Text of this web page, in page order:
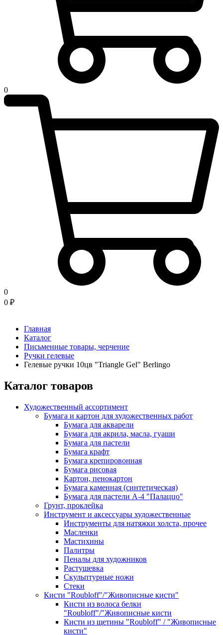
0
0
0 ₽
Главная
Каталог
Письменные товары, черчение
Ручки гелевые
Гелевые ручки 10цв "Triangle Gel" Berlingo
Каталог товаров
Художественный ассортимент
Бумага и картон для художественных работ
Бумага для акварели
Бумага для акрила, масла, гуаши
Бумага для пастели
Бумага крафт
Бумага крепировонная
Бумага рисовая
Картон, пенокартон
Бумага каменная (синтетическая)
Бумага для пастели А-4 "Палаццо"
Грунт, проклейка
Инструмент и аксессуары художественные
Инструменты для натяжки холста, прочее
Масленки
Мастихины
Палитры
Пеналы для художников
Растушевка
Скульптурные ножи
Стеки
Кисти "Roubloff"/"Живописные кисти"
Кисти из волоса белки
"Roubloff"/"Живописные кисти
Кисти из щетины "Roubloff" / "Живописные
кисти"